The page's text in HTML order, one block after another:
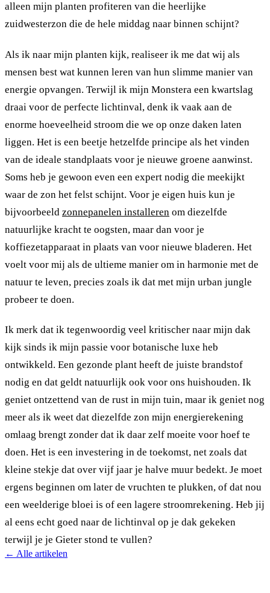
alleen mijn planten profiteren van die heerlijke
zuidwesterzon die de hele middag naar binnen schijnt?
Als ik naar mijn planten kijk, realiseer ik me dat wij als
mensen best wat kunnen leren van hun slimme manier van
energie opvangen. Terwijl ik mijn Monstera een kwartslag
draai voor de perfecte lichtinval, denk ik vaak aan de
enorme hoeveelheid stroom die we op onze daken laten
liggen. Het is een beetje hetzelfde principe als het vinden
van de ideale standplaats voor je nieuwe groene aanwinst.
Soms heb je gewoon even een expert nodig die meekijkt
waar de zon het felst schijnt. Voor je eigen huis kun je
bijvoorbeeld zonnepanelen installeren om diezelfde
natuurlijke kracht te oogsten, maar dan voor je
koffiezetapparaat in plaats van voor nieuwe bladeren. Het
voelt voor mij als de ultieme manier om in harmonie met de
natuur te leven, precies zoals ik dat met mijn urban jungle
probeer te doen.
Ik merk dat ik tegenwoordig veel kritischer naar mijn dak
kijk sinds ik mijn passie voor botanische luxe heb
ontwikkeld. Een gezonde plant heeft de juiste brandstof
nodig en dat geldt natuurlijk ook voor ons huishouden. Ik
geniet ontzettend van de rust in mijn tuin, maar ik geniet nog
meer als ik weet dat diezelfde zon mijn energierekening
omlaag brengt zonder dat ik daar zelf moeite voor hoef te
doen. Het is een investering in de toekomst, net zoals dat
kleine stekje dat over vijf jaar je halve muur bedekt. Je moet
ergens beginnen om later de vruchten te plukken, of dat nou
een weelderige bloei is of een lagere stroomrekening. Heb jij
al eens echt goed naar de lichtinval op je dak gekeken
terwijl je je Gieter stond te vullen?
← Alle artikelen